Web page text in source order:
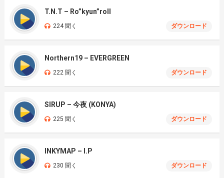
T.N.T – Ro”kyun”roll
224 聞く ダウンロード
Northern19 – EVERGREEN
222 聞く ダウンロード
SIRUP – 今夜 (KONYA)
225 聞く ダウンロード
INKYMAP – I.P
230 聞く ダウンロード